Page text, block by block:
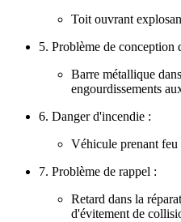
Toit ouvrant
5. Problème de conception
Barre métallique
engourdissements
6. Danger d'incendie :
Véhicule prenant
7. Problème de rappel :
Retard dans la
d'évitement de